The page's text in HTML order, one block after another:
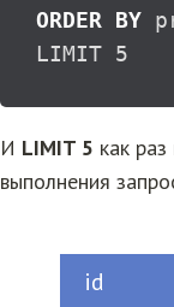
ORDER
BY
LIMIT 5
И LIMIT 5 как
выполнения
id